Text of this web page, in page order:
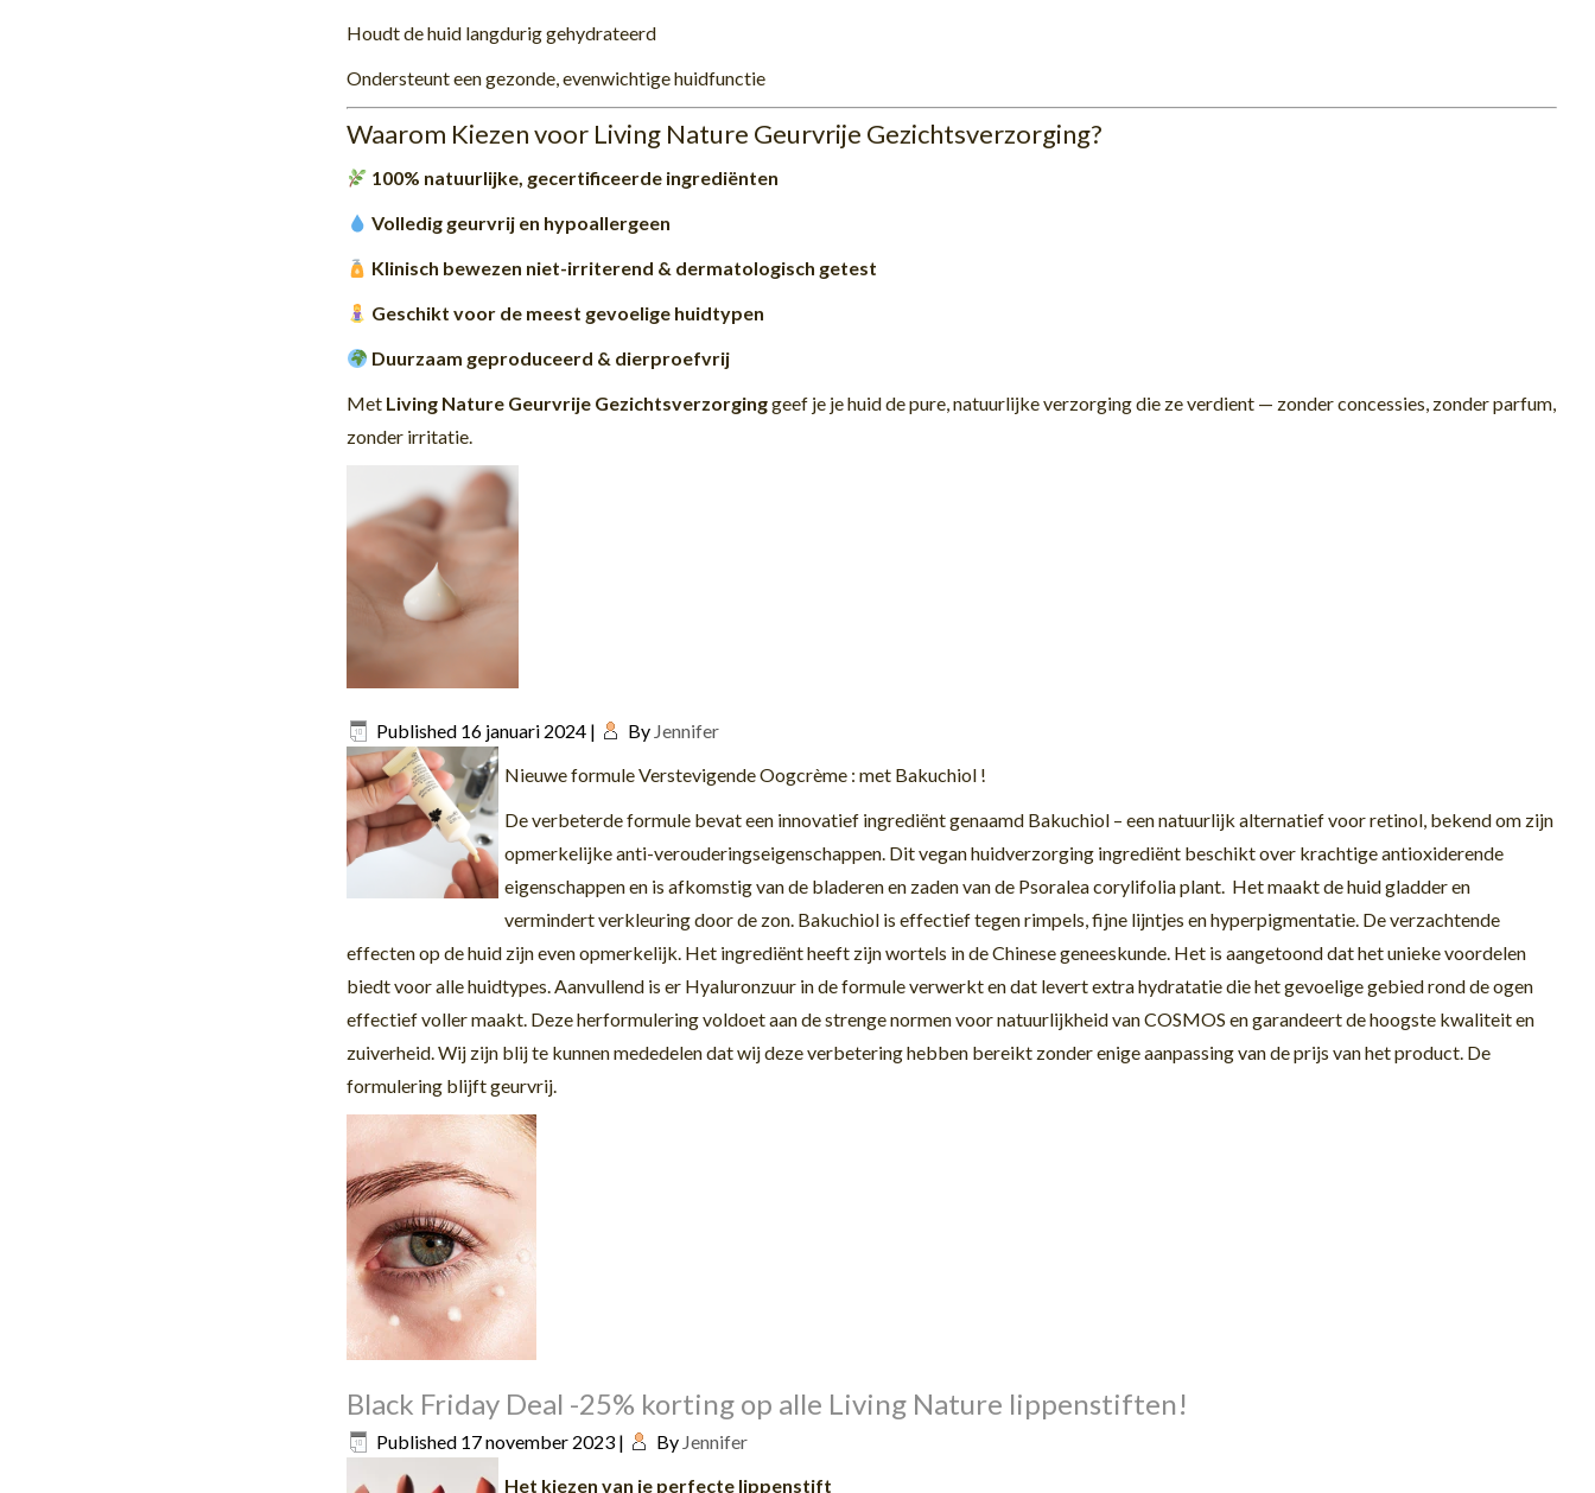
Houdt de huid langdurig gehydrateerd
Ondersteunt een gezonde, evenwichtige huidfunctie
Waarom Kiezen voor Living Nature Geurvrije Gezichtsverzorging?
100% natuurlijke, gecertificeerde ingrediënten
Volledig geurvrij en hypoallergeen
Klinisch bewezen niet-irriterend & dermatologisch getest
Geschikt voor de meest gevoelige huidtypen
Duurzaam geproduceerd & dierproefvrij
Met Living Nature Geurvrije Gezichtsverzorginggeef je je huid de pure, natuurlijke verzorging die ze verdient — zonder concessies, zonder parfum,
zonder irritatie.
Published 16 januari 2024 | By Jennifer
Nieuwe formule Verstevigende Oogcrème : met Bakuchiol !
De verbeterde formule bevat een innovatief ingrediënt genaamd Bakuchiol – een natuurlijk alternatief voorretinol, bekend om zijn
opmerkelijke anti-verouderingseigenschappen. Ditveganhuidverzorging ingrediënt beschikt over krachtige antioxiderende
eigenschappen en is afkomstigvan de bladeren en zaden van de Psoraleacorylifoliaplant. Het maakt de huid gladder en
vermindert verkleuring door de zon. Bakuchiol is effectief tegen rimpels, fijne lijntjes en hyperpigmentatie. De verzachtende
effecten op de huid zijn even opmerkelijk. Het ingrediënt heeft zijn wortels in de Chinese geneeskunde. Het is aangetoond dat het unieke voordelen
biedt voor alle huidtypes. Aanvullend is er Hyaluronzuur in de formule verwerkt endat levert extrahydratatie die het gevoelige gebied rond de ogen
effectief voller maakt. Deze herformuleringvoldoet aande strengenormen voor natuurlijkheidvanCOSMOS en garandeert de hoogste kwaliteit en
zuiverheid. Wij zijn blij te kunnen mededelen dat wij deze verbeteringhebben bereikt zonder enige aanpassing van de prijs van het product. De
formulering blijft geurvrij.
Black Friday Deal -25% korting op alle Living Nature lippenstiften!
Published 17 november 2023 | By Jennifer
Het kiezen van je perfecte lippenstift